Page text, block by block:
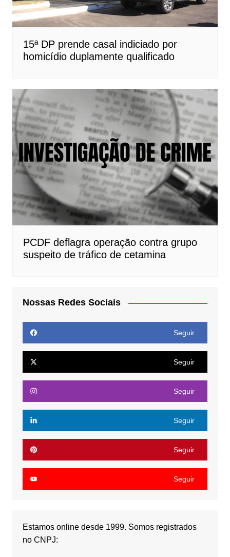
15ª DP prende casal indiciado por
homicídio duplamente qualificado
PCDF deflagra operação contra grupo
suspeito de tráfico de cetamina
Nossas Redes Sociais
Seguir
Seguir
Seguir
Seguir
Seguir
Seguir
Estamos online desde 1999. Somos registrados
no CNPJ: